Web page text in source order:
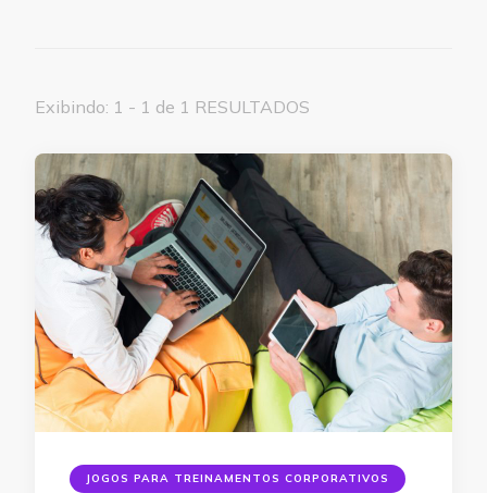
Exibindo: 1 - 1 de 1 RESULTADOS
JOGOS PARA TREINAMENTOS CORPORATIVOS